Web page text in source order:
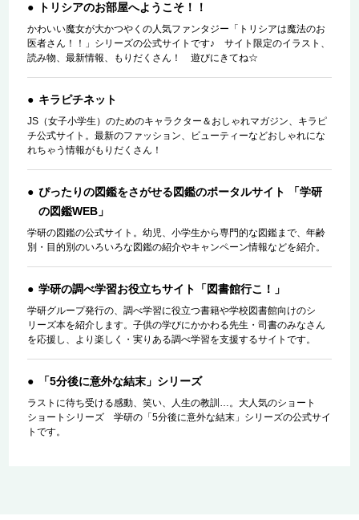
トリシアのお部屋へようこそ！！
かわいい魔女が大かつやくの人気ファンタジー「トリシアは魔法のお
医者さん！！」シリーズの公式サイトです♪ サイト限定のイラスト、
読み物、最新情報、もりだくさん！ 遊びにきてね☆
キラピチネット
JS（女子小学生）のためのキャラクター＆おしゃれマガジン、キラピ
チ公式サイト。最新のファッション、ビューティーなどおしゃれにな
れちゃう情報がもりだくさん！
ぴったりの図鑑をさがせる図鑑のポータルサイト 「学研
の図鑑WEB」
学研の図鑑の公式サイト。幼児、小学生から専門的な図鑑まで、年齢
別・目的別のいろいろな図鑑の紹介やキャンペーン情報などを紹介。
学研の調べ学習お役立ちサイト「図書館行こ！」
学研グループ発行の、調べ学習に役立つ書籍や学校図書館向けのシ
リーズ本を紹介します。子供の学びにかかわる先生・司書のみなさん
を応援し、より楽しく・実りある調べ学習を支援するサイトです。
「5分後に意外な結末」シリーズ
ラストに待ち受ける感動、笑い、人生の教訓…。大人気のショート
ショートシリーズ 学研の「5分後に意外な結末」シリーズの公式サイ
トです。